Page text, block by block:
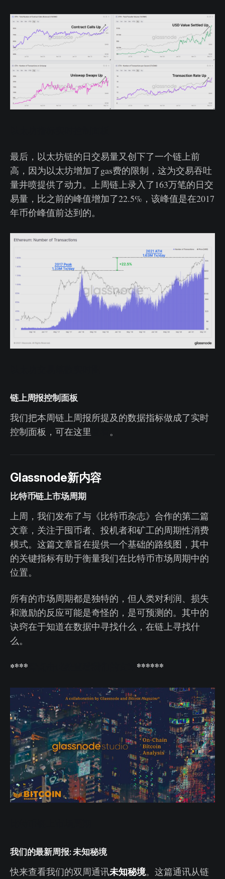
最后，以太坊链的日交易量又创下了一个链上前
高，因为以太坊增加了gas费的限制，这为交易吞吐
量井喷提供了动力。上周链上录入了163万笔的日交
易量，比之前的峰值增加了22.5%，该峰值是在2017
年币价峰值前达到的。
链上周报控制面板
我们把本周链上周报所提及的数据指标做成了实时
控制面板，可在这里
。
Glassnode新内容
比特币链上市场周期
上周，我们发布了与《比特币杂志》合作的第二篇
文章，关注于囤币者、投机者和矿工的周期性消费
模式。这篇文章旨在提供一个基础的路线图，其中
的关键指标有助于衡量我们在比特币市场周期中的
位置。
所有的市场周期都是独特的，但人类对利润、损失
和激励的反应可能是奇怪的，是可预测的。其中的
诀窍在于知道在数据中寻找什么，在链上寻找什
么。
**** ******
我们的最新周报: 未知秘境
快来查看我们的双周通讯未知秘境。这篇通讯从链